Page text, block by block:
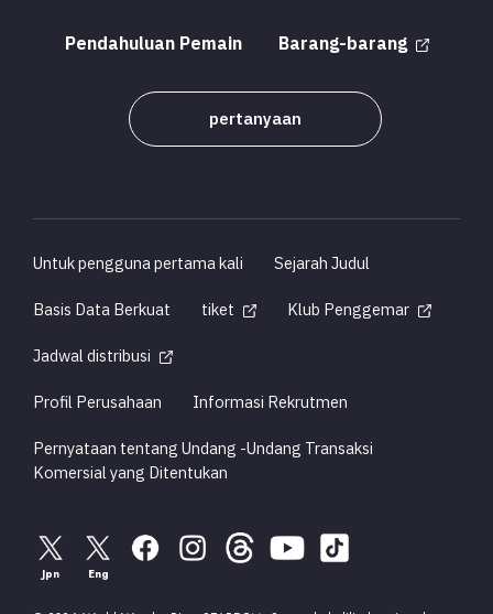
Pendahuluan Pemain Barang-barang
pertanyaan
Untuk pengguna pertama kali
Sejarah Judul
Basis Data Berkuat
tiket
Klub Penggemar
Jadwal distribusi
Profil Perusahaan
Informasi Rekrutmen
Pernyataan tentang Undang -Undang Transaksi
Komersial yang Ditentukan
Jpn Eng